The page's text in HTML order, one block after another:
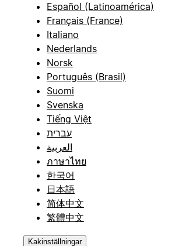
Español (Latinoamérica)
Français (France)
Italiano
Nederlands
Norsk
Português (Brasil)
Suomi
Svenska
Tiếng Việt
עברית
العربية
ภาษาไทย
한국어
日本語
简体中文
繁體中文
Kakinställningar